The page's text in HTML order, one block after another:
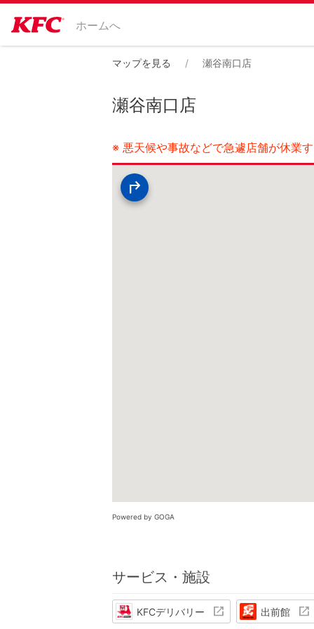
ホームへ
マップを見る 瀬谷南口店
瀬谷南口店
※ 悪天候や事故などで急遽店舗が休業
Powered by GOGA
サービス・施設
KFCデリバリー 出前館